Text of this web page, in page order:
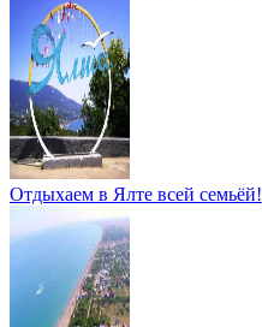
Отдыхаем в Ялте всей семьёй!